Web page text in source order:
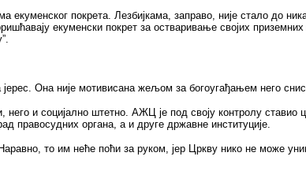
екуменског покрета. Лезбијкама, заправо, није стало
екуменски покрет за остваривање својих
јерес. Она није мотивисана жељом за богоугађањем него
и социјално штетно. АЖЦ је под своју контролу ставио
правосудних органа, а и друге државне институције.
то им неће поћи за руком, јер Цркву нико не може